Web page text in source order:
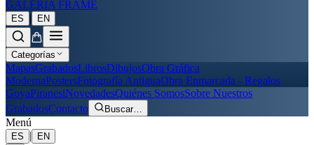
GALERÍA FRAME
ES | EN
Categorías
MapasGrabadosLibrosDibujosObra Gráfica
ModernaPostersFotografía AntiguaObra Enmarcada - Regalos
GoyaPiranesiNovedadesQuiénes SomosSobre Nuestros
GrabadosContacto Buscar…
Menú
ES |
EN